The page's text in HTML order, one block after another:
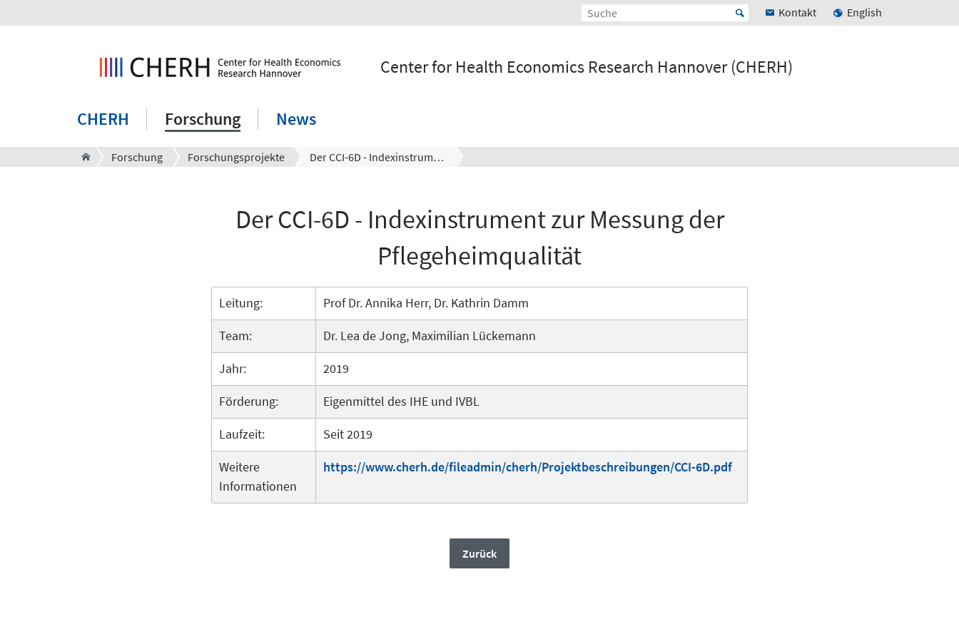
Kontakt English
Center for Health Economics Research Hannover (CHERH)
CHERH Forschung News
Forschung Forschungsprojekte Der CCI-6D - Indexinstrument zur Messung der Pflegeheimqualität
Der CCI-6D - Indexinstrument zur Messung der
Pflegeheimqualität
Leitung:
Prof Dr. Annika Herr, Dr. Kathrin Damm
Team:
Dr. Lea de Jong, Maximilian Lückemann
Jahr:
2019
Förderung:
Eigenmittel des IHE und IVBL
Laufzeit:
Seit 2019
Weitere
Informationen
https://www.cherh.de/fileadmin/cherh/Projektbeschreibungen/CCI-6D.pdf
Zurück